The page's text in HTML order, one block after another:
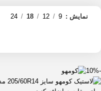
نمایش 9
12
18
24
-10%